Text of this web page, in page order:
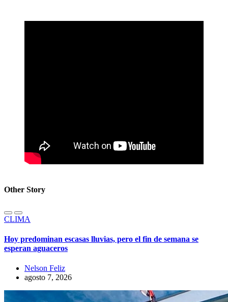
Other Story
CLIMA
Hoy predominan escasas lluvias, pero el fin de semana se
esperan aguaceros
Nelson Feliz
agosto 7, 2026